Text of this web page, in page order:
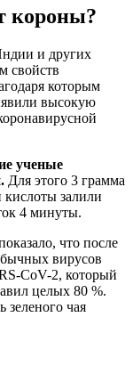
короны?
и других
свойств
которым
высокую
ученые
Для этого 3 грамма
залили
4 минуты.
что после
вирусов
CoV-2, который
целых 80 %.
зеленого чая